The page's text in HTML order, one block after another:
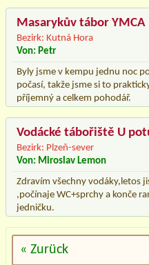
Masarykův tábor YMCA
Bezirk: Kutná Hora
Von: Petr
Byly jsme v kempu jednu noc
počasí, takže jsme si to
příjemný a celkem pohodář.
Vodácké tábořiště U
Bezirk: Plzeň-sever
Von: Miroslav Lemon
Zdravím všechny vodáky,letos
,počínaje WC+sprchy a konče
jedničku.
« Zurück